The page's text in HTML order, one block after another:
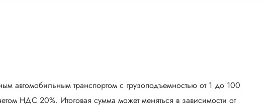
автомобильным транспортом с грузоподъемностью от 1 до 100
НДС 20%. Итоговая сумма может меняться в зависимости от